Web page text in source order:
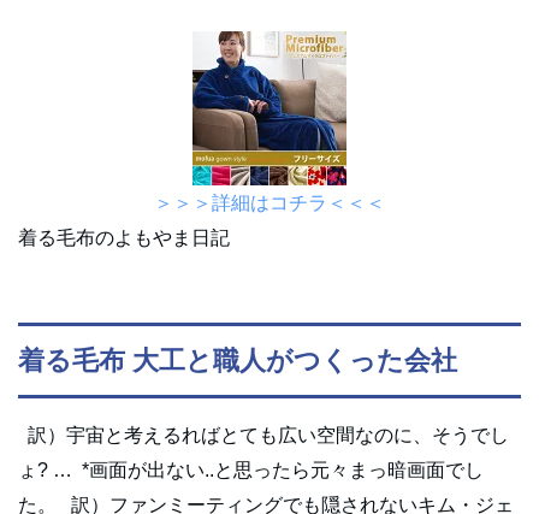
＞＞＞詳細はコチラ＜＜＜
着る毛布のよもやま日記
着る毛布 大工と職人がつくった会社
訳）宇宙と考えるればとても広い空間なのに、そうでし
ょ? … *画面が出ない..と思ったら元々まっ暗画面でし
た。 訳）ファンミーティングでも隠されないキム・ジェ